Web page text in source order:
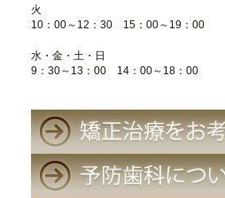
火
10：00～12：30 15：00～19：00
水・金・土・日
9：30～13：00 14：00～18：00